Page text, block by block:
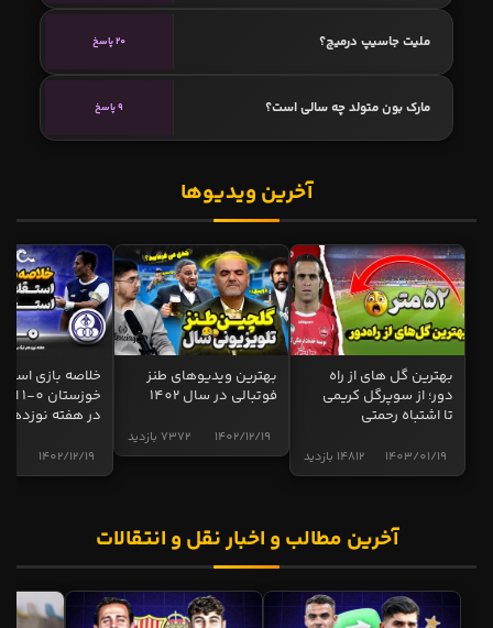
ملیت جاسیپ درمیچ؟ 20 پاسخ
مارک بون متولد چه سالی است؟ 9 پاسخ
آخرین ویدیوها
بهترین گل های از راه
دور؛ از سوپرگل کریمی
تا اشتباه رحمتی
14812 بازدید 1403/01/19
بهترین ویدیوهای طنز
فوتبالی در سال 1402
7372 بازدید 1402/12/19
خلاصه بازی
در هفته نوزدهم
1402/12/19
آخرین مطالب و اخبار نقل و انتقالات